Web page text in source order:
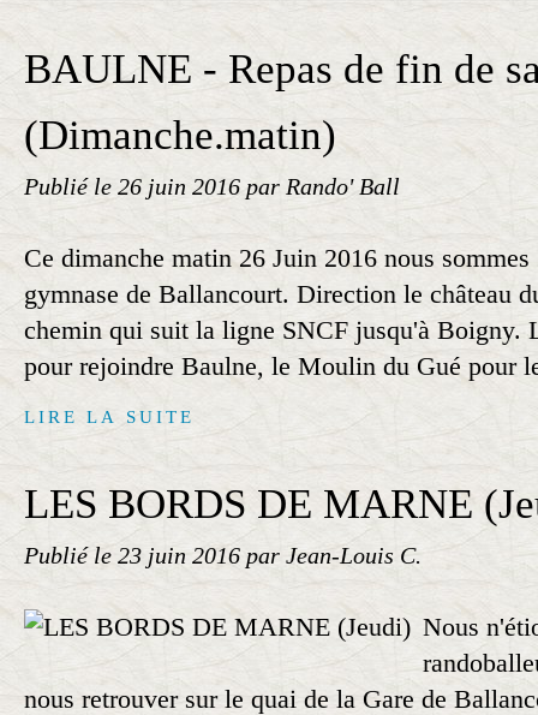
BAULNE - Repas de fin de
(Dimanche.matin)
Publié le 26 juin 2016 par Rando' Ball
Ce dimanche matin 26 Juin 2016 nous sommes
gymnase de Ballancourt. Direction le château
chemin qui suit la ligne SNCF jusqu'à Boigny.
pour rejoindre Baulne, le Moulin du Gué pour
LIRE LA SUITE
LES BORDS DE MARNE
Publié le 23 juin 2016 par Jean-Louis C.
Nous
nous retrouver sur le quai de la Gare de